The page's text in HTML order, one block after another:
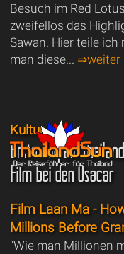
Besuch im Red
zweifellos das
Sawan. Hier teile
man diese... ⇒weiter
Kultur
Erstmalig ein
Film bei den Osacar
Film Laan Ma -
Millions Before
"Wie man Millionen